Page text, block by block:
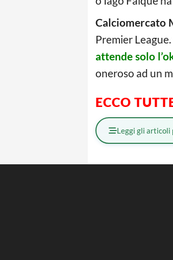
Calciomercato
Premier
attende solo
oneroso ad un
ECCO
Leggi gli articoli